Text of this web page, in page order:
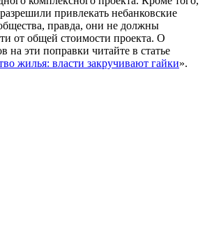
привлекать небанковские
правда, они не должны
от общей стоимости проекта. О
на эти поправки читайте в статье
жилья: власти закручивают гайки».